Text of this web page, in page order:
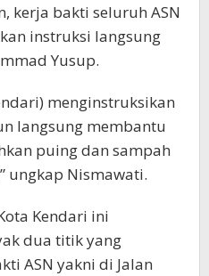
kerja bakti seluruh ASN
instruksi langsung
Yusup.
menginstruksikan
langsung membantu
puing dan sampah
ungkap Nismawati.
Kendari ini
dua titik yang
ASN yakni di Jalan